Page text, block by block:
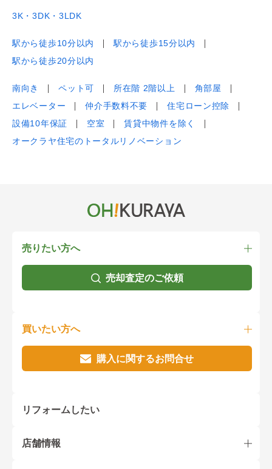
3K・3DK・3LDK
駅から徒歩10分以内
駅から徒歩15分以内
駅から徒歩20分以内
南向き ペット可 所在階 2階以上
角部屋
エレベーター
仲介手数料不要
住宅ローン控除
設備10年保証
空室
賃貸中物件を除く
オークラヤ住宅のトータルリノベーション
売りたい方へ
売却査定のご依頼
買いたい方へ
購入に関するお問合せ
リフォームしたい
店舗情報